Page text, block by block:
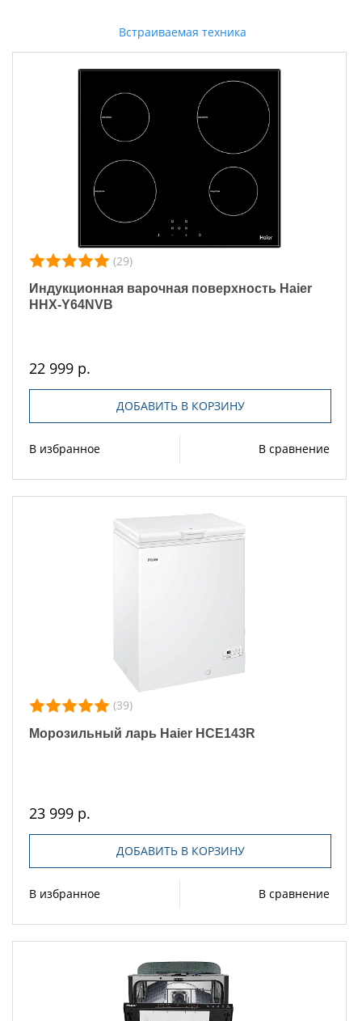
Встраиваемая техника
(29)
Индукционная варочная поверхность Haier
HHX-Y64NVB
22 999 р.
ДОБАВИТЬ В КОРЗИНУ
В избранное В сравнение
(39)
Морозильный ларь Haier HCE143R
23 999 р.
ДОБАВИТЬ В КОРЗИНУ
В избранное В сравнение